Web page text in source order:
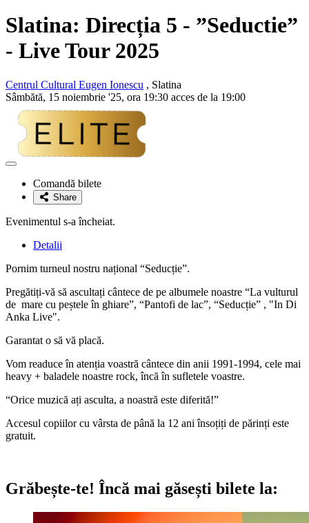
Slatina: Direcția 5 - ”Seductie”
- Live Tour 2025
Centrul Cultural Eugen Ionescu , Slatina
Sâmbătă, 15 noiembrie '25, ora 19:30 acces de la 19:00
Adaugă
favoriteComandă bilete
Share
Evenimentul s-a încheiat.
Detalii
Pornim turneul nostru național “Seducție”.
Pregătiți-vă să ascultați cântece de pe albumele noastre “La vulturul
de mare cu peștele în ghiare”, “Pantofi de lac”, “Seducție” , "In Di
Anka Live".
Garantat o să vă placă.
Vom readuce în atenția voastră cântece din anii 1991-1994, cele mai
heavy + baladele noastre rock, încă în sufletele voastre.
“Orice muzică ați asculta, a noastră este diferită!”
Accesul copiilor cu vârsta de până la 12 ani însoțiți de părinți este
gratuit.
Grăbește-te! Încă mai găsești bilete la: